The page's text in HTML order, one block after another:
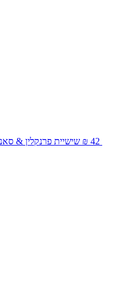
42 ₪ שישיית פרנקלין & סאנס